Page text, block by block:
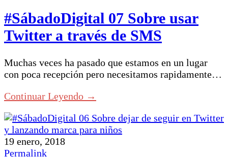
#SábadoDigital 07 Sobre usar
Twitter a través de SMS
Muchas veces ha pasado que estamos en un lugar
con poca recepción pero necesitamos rapidamente…
Continuar Leyendo →
19 enero, 2018
Permalink